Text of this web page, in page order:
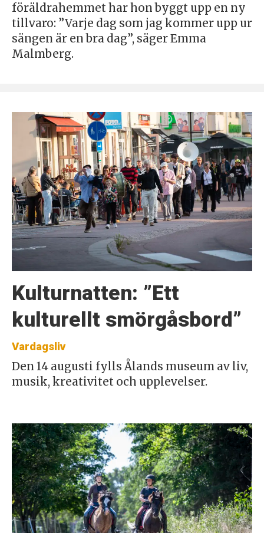
föräldrahemmet har hon byggt upp en ny
tillvaro: ”Varje dag som jag kommer upp ur
sängen är en bra dag”, säger Emma
Malmberg.
Kulturnatten: ”Ett
kulturellt smörgåsbord”
Vardagsliv
Den 14 augusti fylls Ålands museum av liv,
musik, kreativitet och upplevelser.